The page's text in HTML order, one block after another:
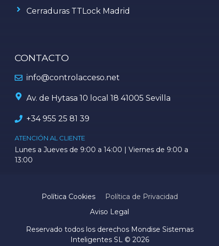
Cerraduras TTLock Madrid
CONTACTO
info@controlacceso.net
Av. de Hytasa 10 local 18 41005 Sevilla
+34955 25 81 39
ATENCIÓN AL CLIENTE
Lunes a Jueves de 9:00 a 14:00 | Viernes de 9:00 a
13:00
Política Cookies
Política de Privacidad
Aviso Legal
Reservado todos los derechos Mondise Sistemas
Inteligentes SL © 2026